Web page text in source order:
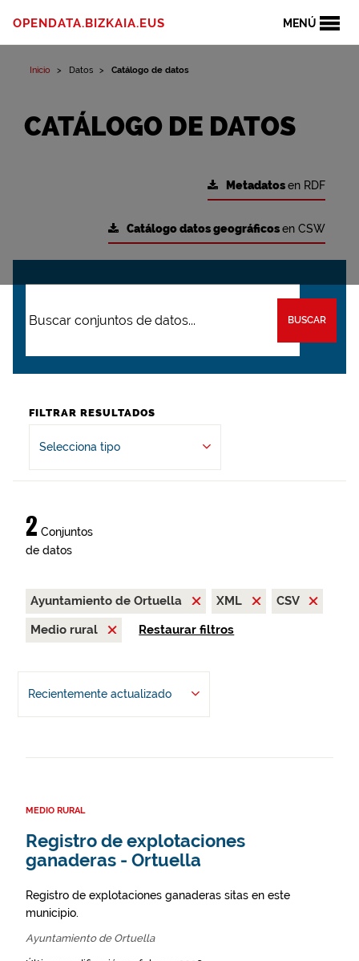
MENÚ
OPENDATA.BIZKAIA.EUS
Inicio Datos Catálogo de datos
CATÁLOGO DE DATOS
Metadatosen RDF
Catálogo datos geográficosen CSW
BUSCAR
FILTRAR RESULTADOS
Selecciona tipo
2 Conjuntos
de datos
Ayuntamiento de Ortuella XML
CSV
Medio rural
Restaurar filtros
Recientemente actualizado
MEDIO RURAL
Registro de explotaciones
ganaderas - Ortuella
Registro de explotaciones ganaderas sitas en este
municipio.
Ayuntamiento de Ortuella